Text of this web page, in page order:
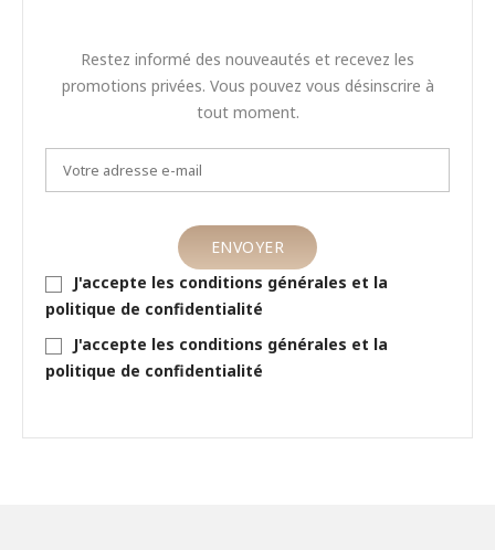
Restez informé des nouveautés et recevez les
promotions privées. Vous pouvez vous désinscrire à
tout moment.
J'accepte les conditions générales et la
politique de confidentialité
J'accepte les conditions générales et la
politique de confidentialité